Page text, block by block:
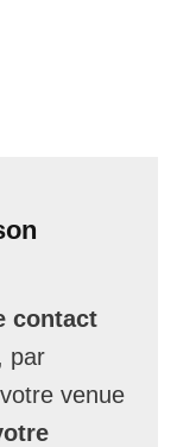
contact
par
venue